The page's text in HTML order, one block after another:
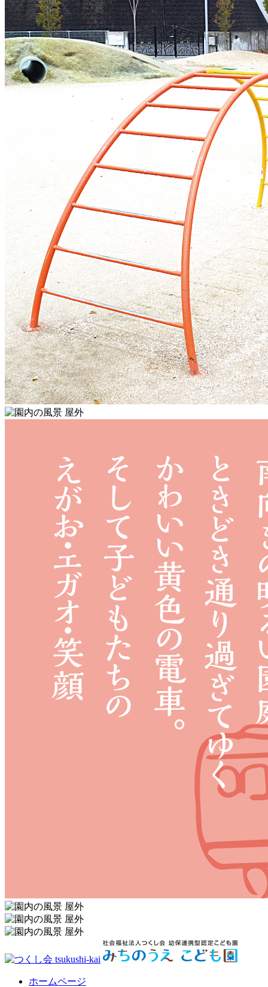
ホームページ